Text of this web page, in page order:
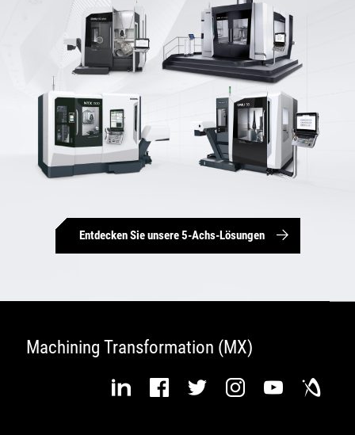
Entdecken Sie unsere 5-Achs-Lösungen
Machining Transformation (MX)